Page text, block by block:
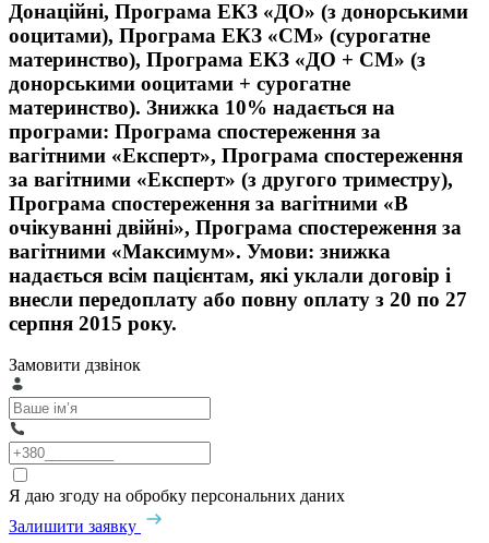
Донаційні, Програма ЕКЗ «ДО» (з донорськими
ооцитами), Програма ЕКЗ «СМ» (сурогатне
материнство), Програма ЕКЗ «ДО + СМ» (з
донорськими ооцитами + сурогатне
материнство). Знижка 10% надається на
програми: Програма спостереження за
вагітними «Експерт», Програма спостереження
за вагітними «Експерт» (з другого триместру),
Програма спостереження за вагітними «В
очікуванні двійні», Програма спостереження за
вагітними «Максимум». Умови: знижка
надається всім пацієнтам, які уклали договір і
внесли передоплату або повну оплату з 20 по 27
серпня 2015 року.
Замовити дзвінок
Я даю згоду на обробку персональних даних
Залишити заявку